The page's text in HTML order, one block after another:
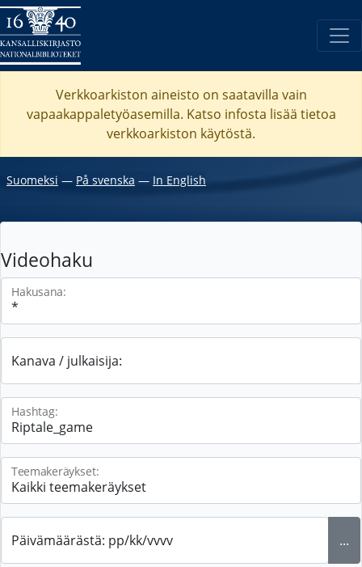
Verkkoarkiston aineisto on saatavilla vain
vapaakappaletyöasemilla. Katso infosta lisää tietoa
verkkoarkiston käytöstä.
Suomeksi ― På svenska ― In English
Videohaku
Hakusana:
Kanava / julkaisija:
Hashtag:
Teemakeräykset:
Päivämäärästä: pp/kk/vvvv ...